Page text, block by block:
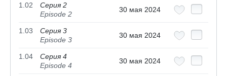
1.02
Серия 2
Episode 2
30 мая 2024
1.03
Серия 3
Episode 3
30 мая 2024
1.04
Серия 4
Episode 4
30 мая 2024